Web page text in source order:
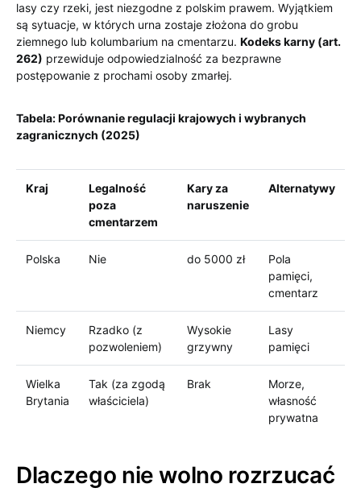
lasy czy rzeki, jest niezgodne z polskim prawem. Wyjątkiem
są sytuacje, w których urna zostaje złożona do grobu
ziemnego lub kolumbarium na cmentarzu. Kodeks karny (art.
262) przewiduje odpowiedzialność za bezprawne
postępowanie z prochami osoby zmarłej.
Tabela: Porównanie regulacji krajowych i wybranych
zagranicznych (2025)
Kraj
Legalność
poza
cmentarzem
Kary za
naruszenie
Alternatywy
Polska Nie do 5000 zł
Pola
pamięci,
cmentarz
Niemcy
Rzadko (z
pozwoleniem)
Wysokie
grzywny
Lasy
pamięci
Wielka
Brytania
Tak (za zgodą
właściciela)
Brak
Morze,
własność
prywatna
Dlaczego nie wolno rozrzucać